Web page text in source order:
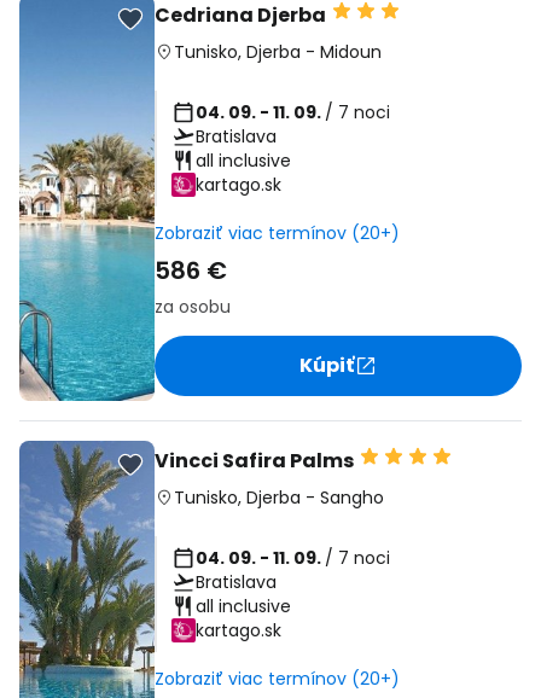
Cedriana Djerba
Tunisko, Djerba - Midoun
04. 09. - 11. 09. / 7 noci
Bratislava
all inclusive
kartago.sk
Zobraziť viac termínov (20+)
586 €
za osobu
Kúpiť
Vincci Safira Palms
Tunisko, Djerba - Sangho
04. 09. - 11. 09. / 7 noci
Bratislava
all inclusive
kartago.sk
Zobraziť viac termínov (20+)